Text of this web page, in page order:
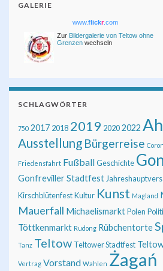
GALERIE
www.flickr.com
Zur Bildergalerie von Teltow ohne
Grenzen wechseln
SCHLAGWÖRTER
750 2017 2018 2019 20202022
Ausstellung Bürgerreise
Friedensfahrt FußballGeschichte
Gonfreviller Stadtfest
KirschblütenfestKultur Kunst Magland
Mauerfall MichaelismarktPolen
Töttkenmarkt Rudong Rübchentorte
Tanz Teltow Teltower Stadtfest
Vertrag Vorstand Wahlen Żagań